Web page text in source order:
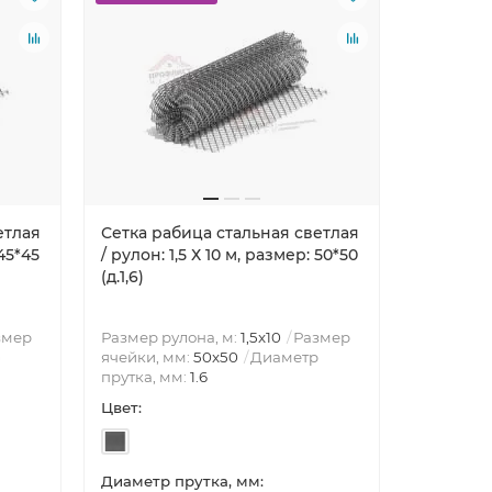
Сетка рабица стальная светлая
/ рулон: 1,5 Х 10 м, размер: 50*50
(д.1,6)
Размер рулона, м: 1,5x10
Размер
ячейки, мм: 50x50
Диаметр
прутка, мм: 1.6
Цвет:
Диаметр прутка, мм: